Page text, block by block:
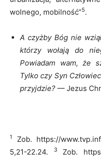
wolnego, mobilność”5.
A czyżby Bóg nie
którzy wołają do
Powiadam wam, że
Tylko czy Syn
przyjdzie? — Jezus
1 Zob. https://
5,21-22.24.
3Zob.